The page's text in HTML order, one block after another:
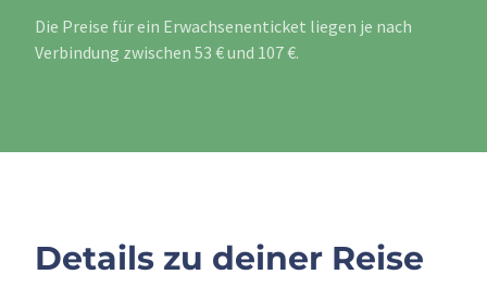
Die Preise für ein Erwachsenenticket liegen je nach
Verbindung zwischen 53 € und 107 €.
Details zu deiner Reise